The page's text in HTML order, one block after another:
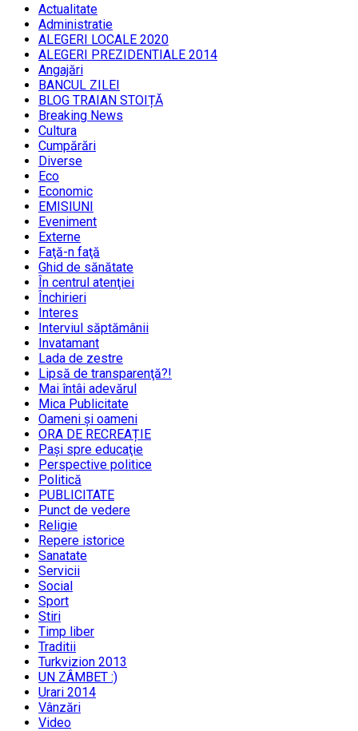
Actualitate
Administratie
ALEGERI LOCALE 2020
ALEGERI PREZIDENTIALE 2014
Angajări
BANCUL ZILEI
BLOG TRAIAN STOIȚĂ
Breaking News
Cultura
Cumpărări
Diverse
Eco
Economic
EMISIUNI
Eveniment
Externe
Faţă-n faţă
Ghid de sănătate
În centrul atenţiei
Închirieri
Interes
Interviul săptămânii
Invatamant
Lada de zestre
Lipsă de transparenţă?!
Mai întâi adevărul
Mica Publicitate
Oameni şi oameni
ORA DE RECREAȚIE
Paşi spre educaţie
Perspective politice
Politică
PUBLICITATE
Punct de vedere
Religie
Repere istorice
Sanatate
Servicii
Social
Sport
Stiri
Timp liber
Traditii
Turkvizion 2013
UN ZÂMBET :)
Urari 2014
Vânzări
Video